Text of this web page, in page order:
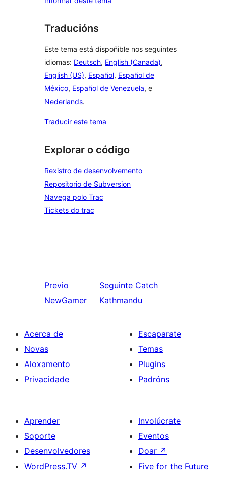
Traducións
Este tema está dispoñible nos seguintes
idiomas: Deutsch, English (Canada),
English (US), Español, Español de
México, Español de Venezuela, e
Nederlands.
Traducir este tema
Explorar o código
Rexistro de desenvolvemento
Repositorio de Subversion
Navega polo Trac
Tickets do trac
Previo
NewGamer
Seguinte Catch
Kathmandu
Acerca de
Novas
Aloxamento
Privacidade
Escaparate
Temas
Plugins
Padróns
Aprender
Soporte
Desenvolvedores
WordPress.TV ↗
Involúcrate
Eventos
Doar ↗
Five for the Future